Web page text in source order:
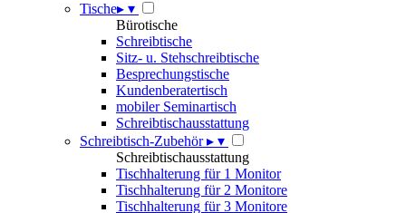
Tische▸ ▾
Bürotische
Schreibtische
Sitz- u. Stehschreibtische
Besprechungstische
Kundenberatertisch
mobiler Seminartisch
Schreibtischausstattung
Schreibtisch-Zubehör▸ ▾
Schreibtischausstattung
Tischhalterung für 1 Monitor
Tischhalterung für 2 Monitore
Tischhalterung für 3 Monitore